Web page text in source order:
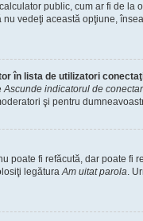
public, cum ar fi de la
vedeţi această opţiune,
în lista de utilizatori
Ascunde indicatorul de
şi pentru
poate fi refăcută, dar poate fi
legăturaAm uitat parola.